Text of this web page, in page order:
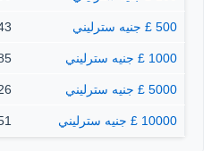
500 £ جنيه سترليني
1000 £ جنيه سترليني
5000 £ جنيه سترليني
10000 £ جنيه سترليني